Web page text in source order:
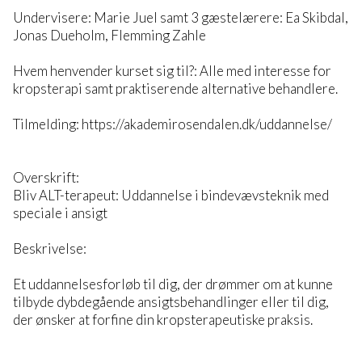
Undervisere: Marie Juel samt 3 gæstelærere: Ea Skibdal,
Jonas Dueholm, Flemming Zahle
Hvem henvender kurset sig til?: Alle med interesse for
kropsterapi samt praktiserende alternative behandlere.
Tilmelding: https://akademirosendalen.dk/uddannelse/
Overskrift:
Bliv ALT-terapeut: Uddannelse i bindevævsteknik med
speciale i ansigt
Beskrivelse:
Et uddannelsesforløb til dig, der drømmer om at kunne
tilbyde dybdegående ansigtsbehandlinger eller til dig,
der ønsker at forfine din kropsterapeutiske praksis.